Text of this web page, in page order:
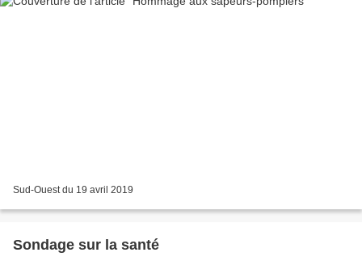
Sud-Ouest du 19 avril 2019
Sondage sur la santé